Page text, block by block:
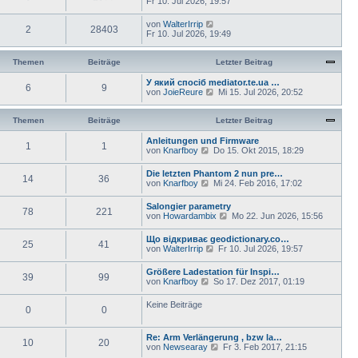
2 28403 von WalterIrrip
Fr 10. Jul 2026, 19:49
Themen Beiträge Letzter Beitrag
6 9
У який спосіб mediator.te.ua …
von JoieReure
N
u
e
s
t
e
e
i
t
r
a
Mi 15. Jul 2026, 20:52
Themen Beiträge Letzter Beitrag
1 1
Anleitungen und Firmware
von Knarfboy
N
e
s
t
e
r
e
i
t
r
a
g
Do 15. Okt 2015, 18:29
14 36
Die letzten Phantom 2 nun pre…
von Knarfboy
N
e
s
t
e
r
e
i
r
Mi 24. Feb 2016, 17:02
78 221
Salongier parametry
von Howardambix
N
u
e
s
t
e
r
r
a
g
Mo 22. Jun 2026, 15:56
25 41
Що відкриває geodictionary.co…
von WalterIrrip
N
e
s
t
e
i
t
Fr 10. Jul 2026, 19:57
39 99
Größere Ladestation für Inspi…
von Knarfboy
N
t
e
r
So 17. Dez 2017, 01:19
0 0 Keine Beiträge
10 20
Re: Arm Verlängerung , bzw la…
von Newsearay
NFr 3. Feb 2017, 21:15